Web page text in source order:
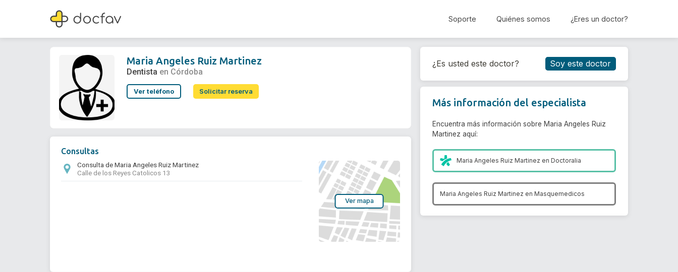
Soporte Quiénes somos ¿Eres un doctor?
Maria Angeles Ruiz Martinez
Dentista
Reservar cita
Maria Angeles Ruiz Martinez
Dentista en Córdoba
Ver teléfono Solicitar reserva
Consultas
Consulta de Maria Angeles Ruiz Martinez
Calle de los Reyes Catolicos 13
Ver mapa
¿Es usted este doctor? Soy este doctor
Más información del especialista
Encuentra más información sobre Maria Angeles Ruiz
Martinez aquí:
Maria Angeles Ruiz Martinez enDoctoralia
Maria Angeles Ruiz Martinez en Masquemedicos